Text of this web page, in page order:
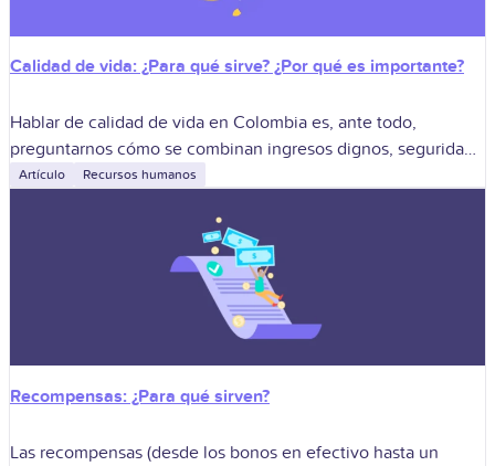
Calidad de vida: ¿Para qué sirve? ¿Por qué es importante?
Hablar de calidad de vida en Colombia es, ante todo,
preguntarnos cómo se combinan ingresos dignos, seguridad,
salud, educación, equilibrio personal y oportunidades de
Artículo Recursos humanos
Recompensas: ¿Para qué sirven?
Las recompensas (desde los bonos en efectivo hasta un